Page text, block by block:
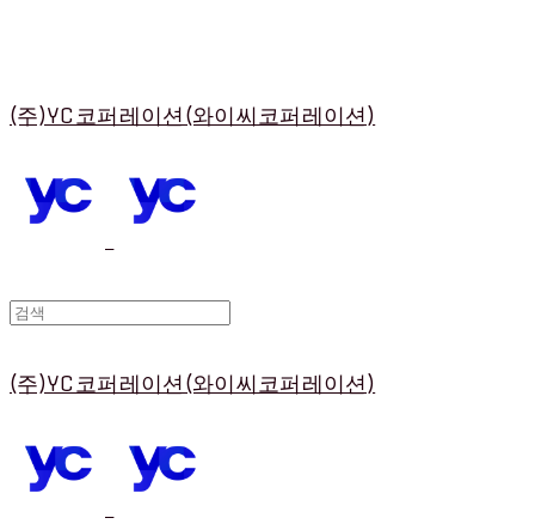
(주)YC코퍼레이션(와이씨코퍼레이션)
(주)YC코퍼레이션(와이씨코퍼레이션)